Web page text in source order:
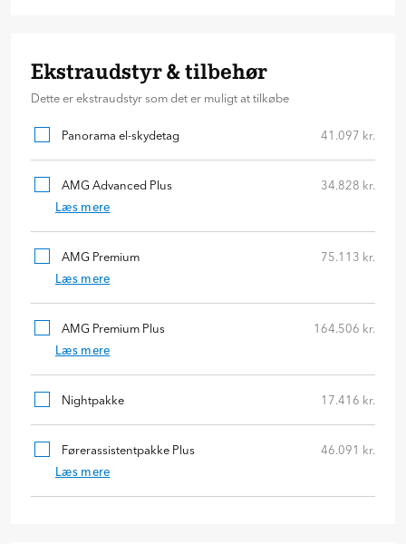
Ekstraudstyr & tilbehør
Dette er ekstraudstyr som det er muligt at tilkøbe
Panorama el-skydetag 41.097 kr.
AMG Advanced Plus
Læs mere
34.828 kr.
AMG Premium
Læs mere
75.113 kr.
AMG Premium Plus
Læs mere
164.506 kr.
Nightpakke 17.416 kr.
Førerassistentpakke Plus
Læs mere
46.091 kr.